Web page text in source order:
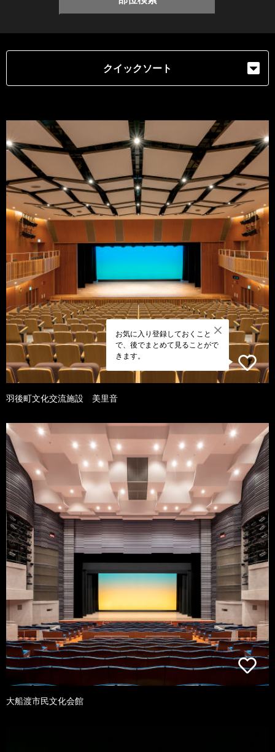
クイックソート
お気に入り登録しておくこと
で、後でまとめて見ることがで
きます。
羽後町文化交流施設 美里音
大船渡市民文化会館